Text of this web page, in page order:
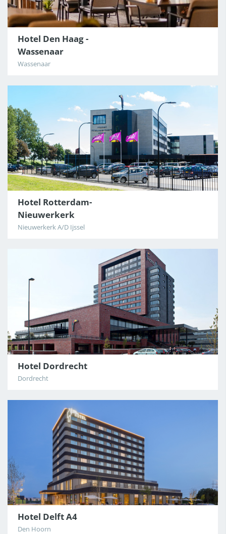
Hotel Den Haag -
Wassenaar
Wassenaar
Hotel Rotterdam-
Nieuwerkerk
Nieuwerkerk A/D Ijssel
Hotel Dordrecht
Dordrecht
Hotel Delft A4
Den Hoorn